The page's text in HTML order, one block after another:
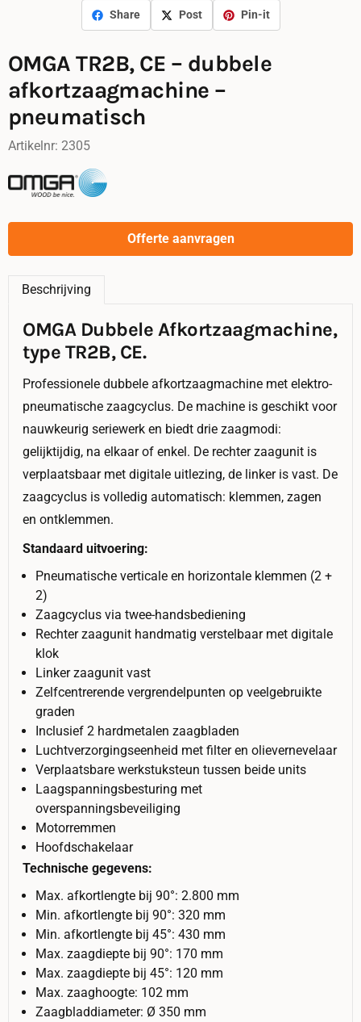
Share Post Pin-it
OMGA TR2B, CE – dubbele
afkortzaagmachine –
pneumatisch
Artikelnr: 2305
Offerte aanvragen
Beschrijving
OMGA Dubbele Afkortzaagmachine,
type TR2B, CE.
Professionele dubbele afkortzaagmachine met elektro-
pneumatische zaagcyclus. De machine is geschikt voor
nauwkeurig seriewerk en biedt drie zaagmodi:
gelijktijdig, na elkaar of enkel. De rechter zaagunit is
verplaatsbaar met digitale uitlezing, de linker is vast. De
zaagcyclus is volledig automatisch: klemmen, zagen
en ontklemmen.
Standaard uitvoering:
Pneumatische verticale en horizontale klemmen (2 +
2)
Zaagcyclus via twee-handsbediening
Rechter zaagunit handmatig verstelbaar met digitale
klok
Linker zaagunit vast
Zelfcentrerende vergrendelpunten op veelgebruikte
graden
Inclusief 2 hardmetalen zaagbladen
Luchtverzorgingseenheid met filter en olievernevelaar
Verplaatsbare werkstuksteun tussen beide units
Laagspanningsbesturing met
overspanningsbeveiliging
Motorremmen
Hoofdschakelaar
Technische gegevens:
Max. afkortlengte bij 90°: 2.800 mm
Min. afkortlengte bij 90°: 320 mm
Min. afkortlengte bij 45°: 430 mm
Max. zaagdiepte bij 90°: 170 mm
Max. zaagdiepte bij 45°: 120 mm
Max. zaaghoogte: 102 mm
Zaagbladdiameter: Ø 350 mm